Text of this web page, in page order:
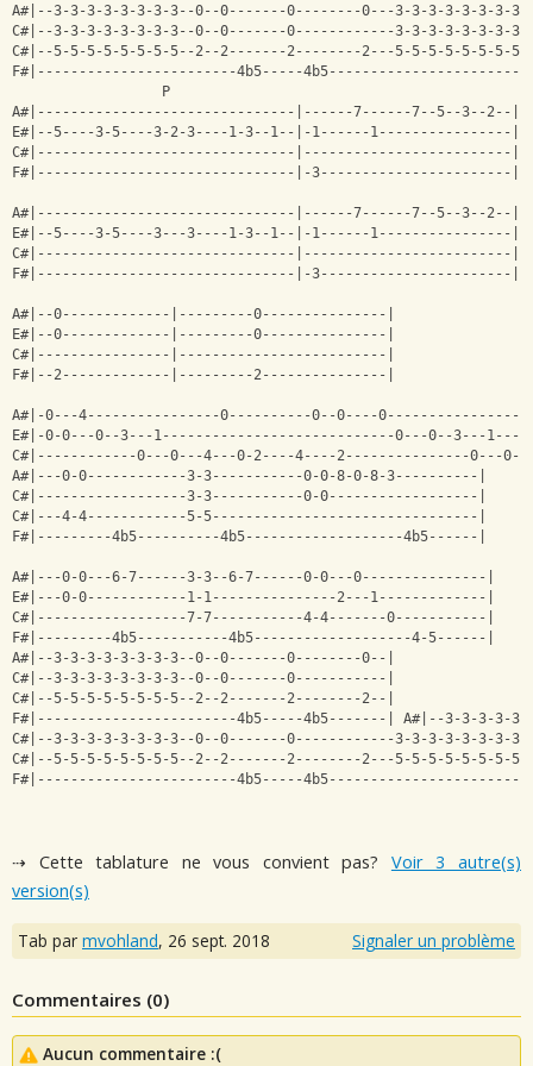
A#|--3-3-3-3-3-3-3-3--0--0-------0--------0---3-3-3-3-3-3-3-
C#|--3-3-3-3-3-3-3-3--0--0-------0------------3-3-3-3-3-3-3-
C#|--5-5-5-5-5-5-5-5--2--2-------2--------2---5-5-5-5-5-5-5-
F#|------------------------4b5-----
                  P
A#|-------------------------------|------7------7--5--3--2--|
E#|--5----3-5----3-2-3----1-3--1--|-1------1----------------|
C#|-------------------------------|-------------------------|
F#|-------------------------------|-3-----------------------|
A#|-------------------------------|------7------7--5--3--2--|
E#|--5----3-5----3---3----1-3--1--|-1------1----------------|
C#|-------------------------------|-------------------------|
F#|-------------------------------|-3-----------------------|
A#|--0-------------|---------0---------------|
E#|--0-------------|---------0---------------|
C#|----------------|-------------------------|
F#|--2-------------|---------2---------------|
A#|-0---4----------------0----------0--0----
E#|-0-0---0--3---1----------------------------0---0--3---
C#|------------0---0---4---0-2----4----2---------------
A#|---0-0------------3-3-----------0-0-8-0-8-3----------|
C#|------------------3-3-----------0-0------------------|
C#|---4-4------------5-5--------------------------------|
F#|---------4b5----------4b5-------------------4b5------|
A#|---0-0---6-7------3-3--6-7------0-0---0---------------|
E#|---0-0------------1-1---------------2---1-------------|
C#|------------------7-7-----------4-4-------0-----------|
F#|---------4b5-----------4b5-------------------4-5------|
A#|--3-3-3-3-3-3-3-3--0--0-------0--------0--|
C#|--3-3-3-3-3-3-3-3--0--0-------0-----------|
C#|--5-5-5-5-5-5-5-5--2--2-------2--------2--|
F#|------------------------4b5-----4b5-------| A#|--3-3-3-3-3-
C#|--3-3-3-3-3-3-3-3--0--0-------0------------3-3-3-3-3-3-3-
C#|--5-5-5-5-5-5-5-5--2--2-------2--------2---5-5-5-5-5-5-5-
F#|------------------------4b5-----
⇢ Cette tablature ne vous convient pas? Voir 3 autre(s)
version(s)
Tab par mvohland, 26 sept. 2018 Signaler un problème
Commentaires (0)
Aucun commentaire :(